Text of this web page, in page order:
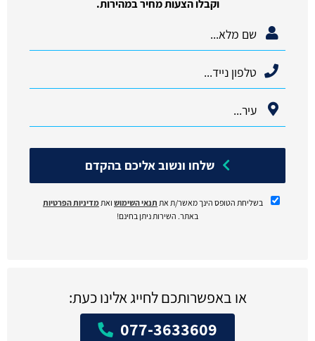
וקבלו הצעות מחיר במהירות.
בשליחת הטופס הינך מאשר/ת את תנאי השימוש ואת מדיניות הפרטיות
באתר. השירות ניתן בחינם!
או באפשרותכם לחייג אלינו כעת:
077-3633609